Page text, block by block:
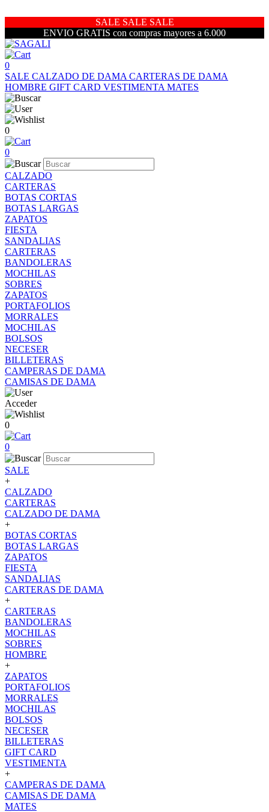
SALE SALE SALE
ENVIO GRATIS con compras mayores a 6.000
0
SALE CALZADO DE DAMA CARTERAS DE DAMA
HOMBRE GIFT CARD VESTIMENTA MATES
0
0
CALZADO
CARTERAS
BOTAS CORTAS
BOTAS LARGAS
ZAPATOS
FIESTA
SANDALIAS
CARTERAS
BANDOLERAS
MOCHILAS
SOBRES
ZAPATOS
PORTAFOLIOS
MORRALES
MOCHILAS
BOLSOS
NECESER
BILLETERAS
CAMPERAS DE DAMA
CAMISAS DE DAMA
Acceder
0
0
SALE
+
CALZADO
CARTERAS
CALZADO DE DAMA
+
BOTAS CORTAS
BOTAS LARGAS
ZAPATOS
FIESTA
SANDALIAS
CARTERAS DE DAMA
+
CARTERAS
BANDOLERAS
MOCHILAS
SOBRES
HOMBRE
+
ZAPATOS
PORTAFOLIOS
MORRALES
MOCHILAS
BOLSOS
NECESER
BILLETERAS
GIFT CARD
VESTIMENTA
+
CAMPERAS DE DAMA
CAMISAS DE DAMA
MATES